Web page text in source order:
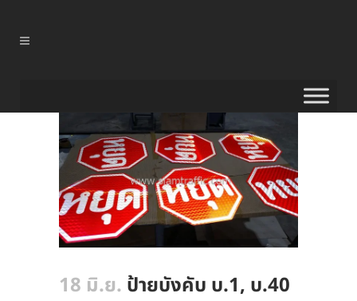
18 มิ.ย. ป้ายบังคับ บ.1, บ.40